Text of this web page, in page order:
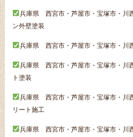
兵庫県 西宮市・芦屋市・宝塚市・川
ン外壁塗装
兵庫県 西宮市・芦屋市・宝塚市・川
兵庫県 西宮市・芦屋市・宝塚市・川
ト塗装
兵庫県 西宮市・芦屋市・宝塚市・川
リート施工
兵庫県 西宮市・芦屋市・宝塚市・川